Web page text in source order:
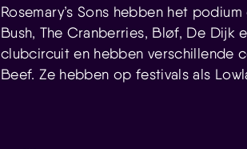
Rosemary’s Sons hebben het
Bush, The Cranberries, Bløf, De Dijk
clubcircuit en hebben verschillende
Beef. Ze hebben op festivals als